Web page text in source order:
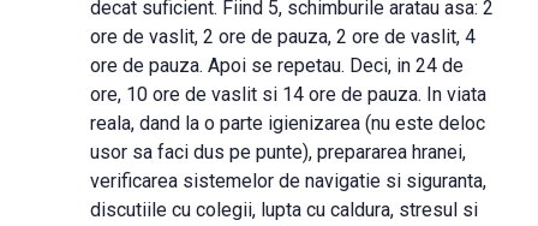
decat suficient. Fiind 5, schimburile aratau asa: 2
ore de vaslit, 2 ore de pauza, 2 ore de vaslit, 4
ore de pauza. Apoi se repetau. Deci, in 24 de
ore, 10 ore de vaslit si 14 ore de pauza. In viata
reala, dand la o parte igienizarea (nu este deloc
usor sa faci dus pe punte), prepararea hranei,
verificarea sistemelor de navigatie si siguranta,
discutiile cu colegii, lupta cu caldura, stresul si